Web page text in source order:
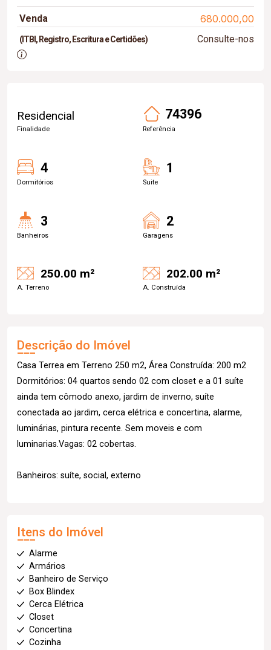
Venda 680.000,00
(ITBI, Registro, Escritura e Certidões) Consulte-nos
Residencial
Finalidade
74396
Referência
4
Dormitórios
1
Suite
3
Banheiros
2
Garagens
250.00 m²
A. Terreno
202.00 m²
A. Construída
Descrição do Imóvel
Casa Terrea em Terreno 250 m2, Área Construída: 200 m2
Dormitórios: 04 quartos sendo 02 com closet e a 01 suíte
ainda tem cômodo anexo, jardim de inverno, suíte
conectada ao jardim, cerca elétrica e concertina, alarme,
luminárias, pintura recente. Sem moveis e com
luminarias.Vagas: 02 cobertas.
Banheiros: suíte, social, externo
Itens do Imóvel
Alarme
Armários
Banheiro de Serviço
Box Blindex
Cerca Elétrica
Closet
Concertina
Cozinha